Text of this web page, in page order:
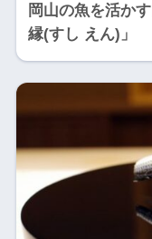
岡山の魚を活か
縁(すし えん)」